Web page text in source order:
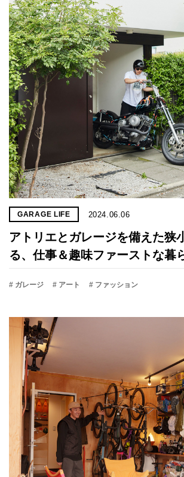
GARAGE LIFE 2024.06.06
アトリエとガレージを備えた狭
る、仕事＆趣味ファーストな暮
# ガレージ # アート # ファッション